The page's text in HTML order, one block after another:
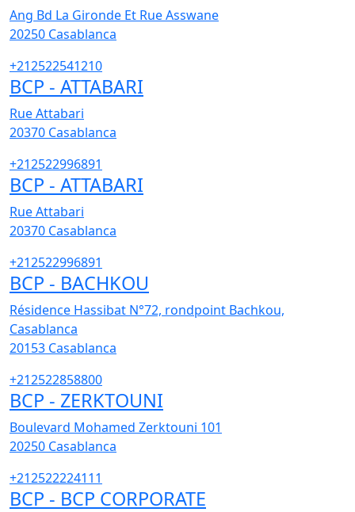
Ang Bd La Gironde Et Rue Asswane
20250 Casablanca
+212522541210
BCP - ATTABARI
Rue Attabari
20370 Casablanca
+212522996891
BCP - ATTABARI
Rue Attabari
20370 Casablanca
+212522996891
BCP - BACHKOU
Résidence Hassibat N°72, rondpoint Bachkou,
Casablanca
20153 Casablanca
+212522858800
BCP - ZERKTOUNI
Boulevard Mohamed Zerktouni 101
20250 Casablanca
+212522224111
BCP - BCP CORPORATE